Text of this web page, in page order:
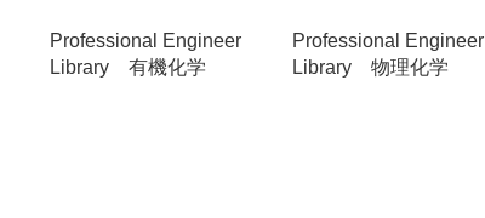
Professional Engineer
Library 有機化学
Professional Engineer
Library 物理化学